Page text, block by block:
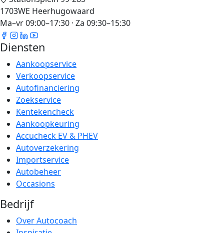
1703WE Heerhugowaard
Ma–vr 09:00–17:30 · Za 09:30–15:30
Diensten
Aankoopservice
Verkoopservice
Autofinanciering
Zoekservice
Kentekencheck
Aankoopkeuring
Accucheck EV & PHEV
Autoverzekering
Importservice
Autobeheer
Occasions
Bedrijf
Over Autocoach